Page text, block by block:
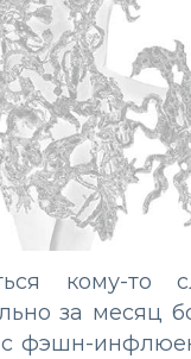
кому-то
за месяц
фэшн-